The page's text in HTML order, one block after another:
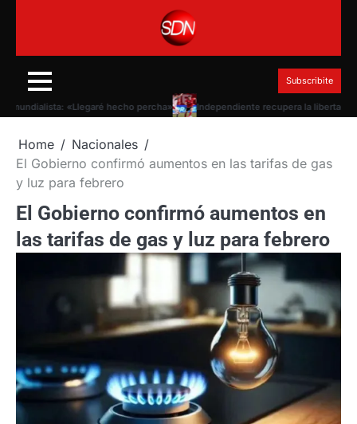
Subscribite
«Llegaré hecho percha» Independiente recupera la libertad de
Home
Nacionales
El Gobierno confirmó aumentos en las tarifas de gas
y luz para febrero
El Gobierno confirmó aumentos en
las tarifas de gas y luz para febrero